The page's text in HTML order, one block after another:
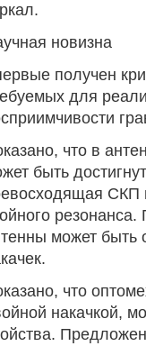
новизна
получен
для
что в
быть
СКП
может быть
что
накачкой,